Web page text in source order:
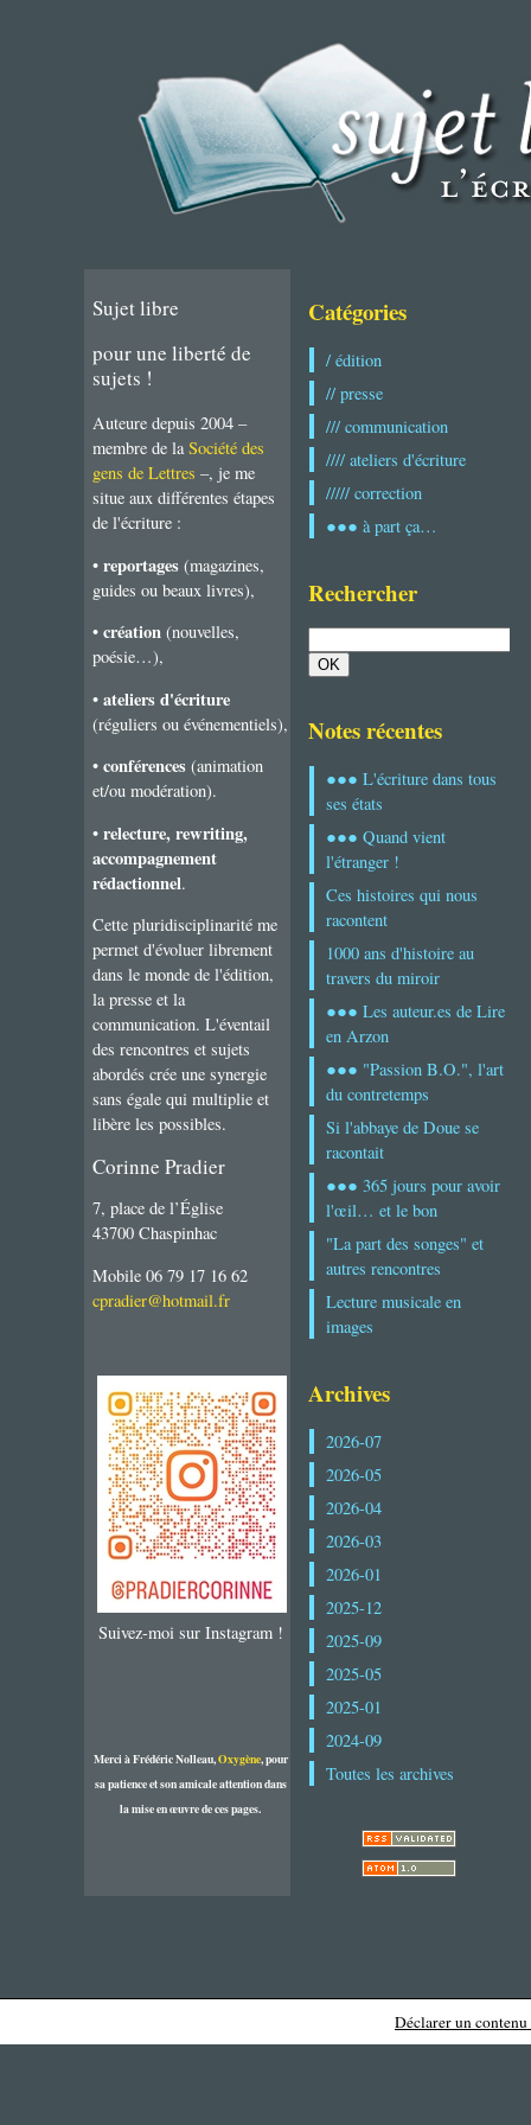
Sujet libre
pour une liberté de
sujets !
Auteure depuis 2004 –
membre de laSociété des
gens de Lettres –, je me
situe aux différentes étapes
de l'écriture :
• reportages (magazines,
guides ou beaux livres),
• création (nouvelles,
poésie…),
• ateliers d'écriture
(réguliers ou événementiels),
• conférences (animation
et/ou modération).
• relecture, rewriting,
accompagnement
rédactionnel.
Cette pluridisciplinarité me
permet d'évoluer librement
dans le monde de l'édition,
la presse et la
communication. L'éventail
des rencontres et sujets
abordés crée une synergie
sans égale qui multiplie et
libère les possibles.
Corinne Pradier
7, place de l’Église
43700 Chaspinhac
Mobile 06 79 17 16 62
cpradier@hotmail.fr
Suivez-moi sur Instagram !
Merci à Frédéric Nolleau,Oxygène, pour
sa patience et son amicale attention dans
la mise en œuvre de ces pages.
Catégories
/ édition
// presse
/// communication
//// ateliers d'écriture
///// correction
●●● à part ça…
Rechercher
Notes récentes
●●● L'écriture dans tous
ses états
●●● Quand vient
l'étranger !
Ces histoires qui nous
racontent
1000 ans d'histoire au
travers du miroir
●●● Les auteur.es de Lire
en Arzon
●●● "Passion B.O.", l'art
du contretemps
Si l'abbaye de Doue se
racontait
●●● 365 jours pour avoir
l'œil… et le bon
"La part des songes" et
autres rencontres
Lecture musicale en
images
Archives
2026-07
2026-05
2026-04
2026-03
2026-01
2025-12
2025-09
2025-05
2025-01
2024-09
Toutes les archives
Déclarer un